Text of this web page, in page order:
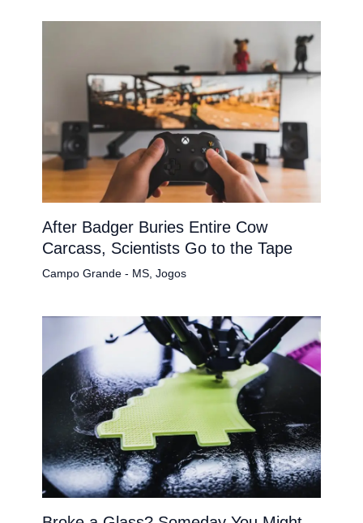
After Badger Buries Entire Cow
Carcass, Scientists Go to the Tape
Campo Grande - MS, Jogos